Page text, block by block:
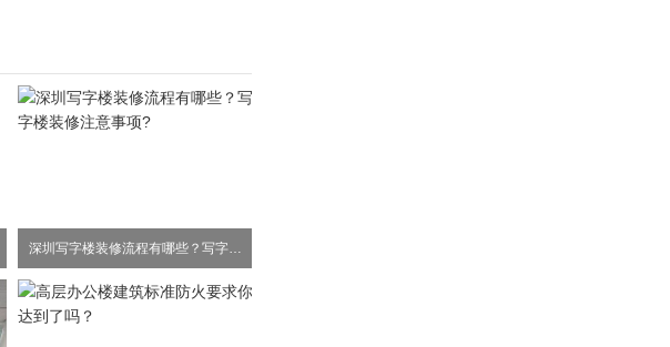
深圳写字楼装修流程有哪些？写字楼装修注意事项?